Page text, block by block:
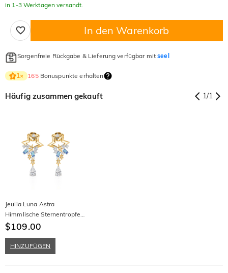
in 1-3 Werktagen versandt.
In den Warenkorb
Sorgenfreie Rückgabe & Lieferung verfügbar mitseel
1× 165Bonuspunkte erhalten
Häufig zusammen gekauft 1/1
Jeulia Luna Astra
Himmlische Sternentropfen
Hängeohrringe
$109.00
HINZUFÜGEN